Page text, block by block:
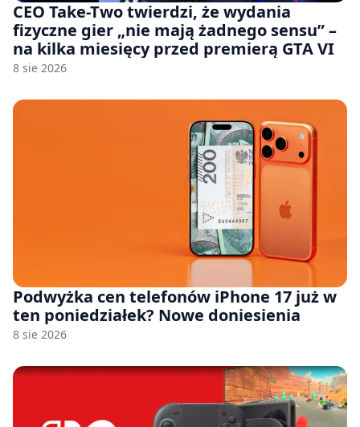
CEO Take-Two twierdzi, że wydania
fizyczne gier „nie mają żadnego sensu” –
na kilka miesięcy przed premierą GTA VI
8 sie 2026
Podwyżka cen telefonów iPhone 17 już w
ten poniedziałek? Nowe doniesienia
8 sie 2026